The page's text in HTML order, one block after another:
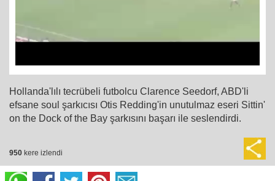
Hollanda'lılı tecrübeli futbolcu Clarence Seedorf, ABD'li
efsane soul şarkıcısı Otis Redding'in unutulmaz eseri Sittin'
on the Dock of the Bay şarkısını başarı ile seslendirdi.
950 kere izlendi